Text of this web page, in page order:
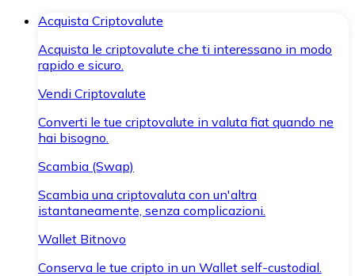
Acquista Criptovalute
Acquista le criptovalute che ti interessano in modo
rapido e sicuro.
Vendi Criptovalute
Converti le tue criptovalute in valuta fiat quando ne
hai bisogno.
Scambia (Swap)
Scambia una criptovaluta con un'altra
istantaneamente, senza complicazioni.
Wallet Bitnovo
Conserva le tue cripto in un Wallet self-custodial.